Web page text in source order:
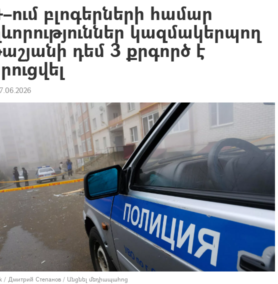
բլոգերների համար
կազմակերպող
դեմ 3 քրգործ է
/ Дмитрий Степанов / Անցնել մեդիապահոց